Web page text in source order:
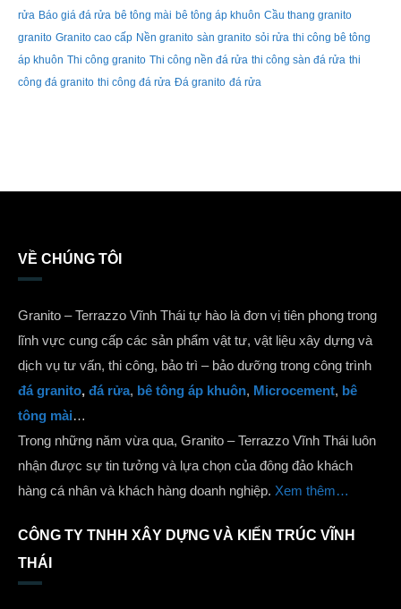
rửa Báo giá đá rửa bê tông mài bê tông áp khuôn Cầu thang granito
granito Granito cao cấp Nền granito sàn granito sỏi rửa thi công bê tông
áp khuôn Thi công granito Thi công nền đá rửa thi công sàn đá rửa thi
công đá granito thi công đá rửa Đá granito đá rửa
VỀ CHÚNG TÔI
Granito – Terrazzo Vĩnh Thái tự hào là đơn vị tiên phong trong
lĩnh vực cung cấp các sản phẩm vật tư, vật liệu xây dựng và
dịch vụ tư vấn, thi công, bảo trì – bảo dưỡng trong công trình
đá granito, đá rửa, bê tông áp khuôn, Microcement, bê
tông mài…
Trong những năm vừa qua, Granito – Terrazzo Vĩnh Thái luôn
nhận được sự tin tưởng và lựa chọn của đông đảo khách
hàng cá nhân và khách hàng doanh nghiệp. Xem thêm…
CÔNG TY TNHH XÂY DỰNG VÀ KIẾN TRÚC VĨNH
THÁI